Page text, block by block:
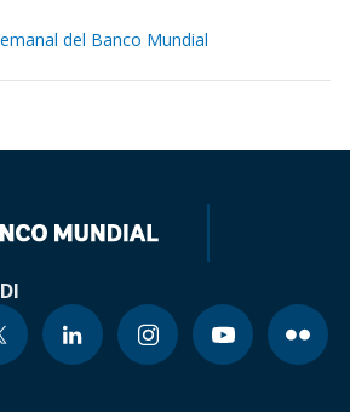
del Banco Mundial